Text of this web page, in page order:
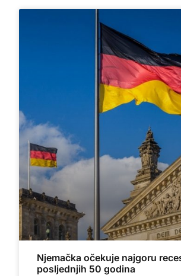
Njemačka očekuje najgoru
posljednjih 50 godina